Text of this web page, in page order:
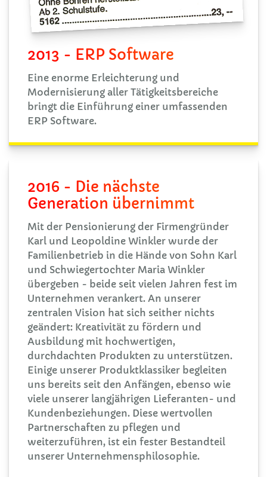
2013 - ERP Software
Eine enorme Erleichterung und
Modernisierung aller Tätigkeitsbereiche
bringt die Einführung einer umfassenden
ERP Software.
2016 - Die nächste
Generation übernimmt
Mit der Pensionierung der Firmengründer
Karl und Leopoldine Winkler wurde der
Familienbetrieb in die Hände von Sohn Karl
und Schwiegertochter Maria Winkler
übergeben - beide seit vielen Jahren fest im
Unternehmen verankert. An unserer
zentralen Vision hat sich seither nichts
geändert: Kreativität zu fördern und
Ausbildung mit hochwertigen,
durchdachten Produkten zu unterstützen.
Einige unserer Produktklassiker begleiten
uns bereits seit den Anfängen, ebenso wie
viele unserer langjährigen Lieferanten- und
Kundenbeziehungen. Diese wertvollen
Partnerschaften zu pflegen und
weiterzuführen, ist ein fester Bestandteil
unserer Unternehmensphilosophie.